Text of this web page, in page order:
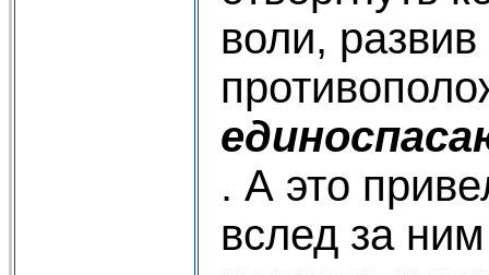
воли,
. А это
вслед за